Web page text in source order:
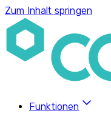
Zum Inhalt springen
Funktionen